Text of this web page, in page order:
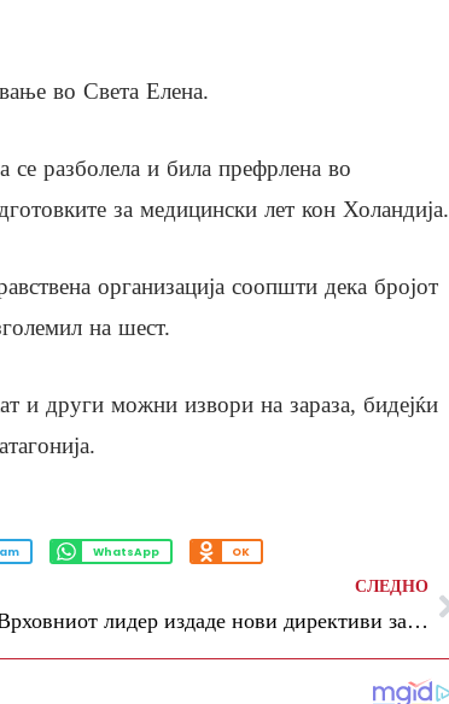
во Света Елена.
разболела и била префрлена во
за медицински лет кон Холандија.
организација соопшти дека бројот
на шест.
и други можни извори на зараза, бидејќи
WhatsApp OK
СЛЕДНО
Врховниот лидер издаде нови директиви за продолжување на операциите, известуваат иранските медиуми